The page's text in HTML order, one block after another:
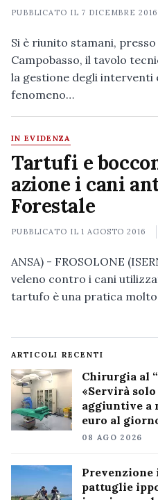
PUBBLICATO IL 7 DICEMBRE 2016
Si è riunito stamani,
Campobasso, il tavolo
la gestione degli
fenomeno…
IN EVIDENZA
Tartufi e
azione i cani
Forestale
PUBBLICATO IL1 AGOSTO 2016
ANSA) - FROSOLONE
veleno contro i cani
tartufo è una pratica
ARTICOLI RECENTI
Chirurgia al
«Servirà
aggiuntive a
euro al
08 AGO 2026
Prevenzione
pattuglie